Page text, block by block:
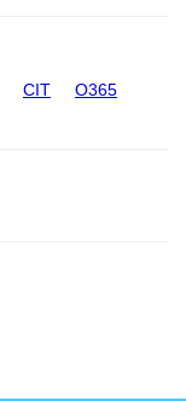
CIT O365